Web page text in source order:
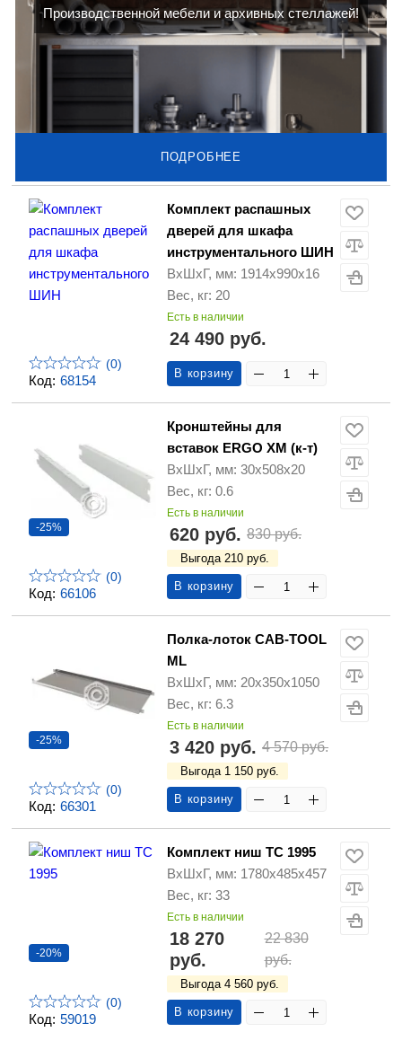
Производственной мебели и архивных стеллажей!
ПОДРОБНЕЕ
Код: 68154
(0)
Комплект распашных
дверей для шкафа
инструментального ШИН
ВхШхГ, мм: 1914x990x16
Вес, кг: 20
Есть в наличии
24 490 руб.
В корзину
Код: 66106
-25%
(0)
Кронштейны для
вставок ERGO XM (к-т)
ВхШхГ, мм: 30x508x20
Вес, кг: 0.6
Есть в наличии
620 руб. 830 руб.
Выгода 210 руб.
В корзину
Код: 66301
-25%
(0)
Полка-лоток CAB-TOOL
ML
ВхШхГ, мм: 20x350x1050
Вес, кг: 6.3
Есть в наличии
3 420 руб. 4 570 руб.
Выгода 1 150 руб.
В корзину
Код: 59019
-20%
(0)
Комплект ниш TC 1995
ВхШхГ, мм: 1780x485x457
Вес, кг: 33
Есть в наличии
18 270
руб.
22 830
руб.
Выгода 4 560 руб.
В корзину